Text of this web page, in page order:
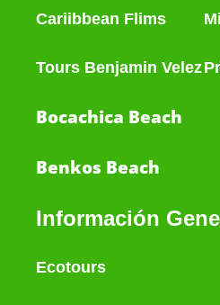
Cariibbean Flims
Tours Benjamin Velez
Bocachica Beach
Benkos Beach
Información
Ecotours